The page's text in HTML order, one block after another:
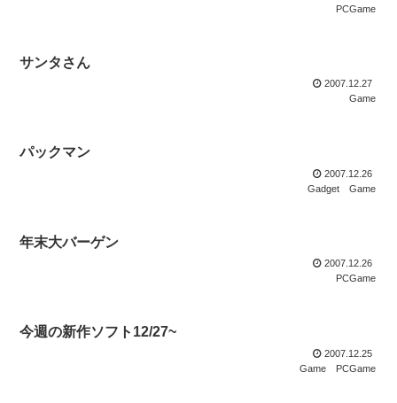
PCGame
サンタさん
2007.12.27
Game
パックマン
2007.12.26
Gadget
Game
年末大バーゲン
2007.12.26
PCGame
今週の新作ソフト12/27~
2007.12.25
Game
PCGame